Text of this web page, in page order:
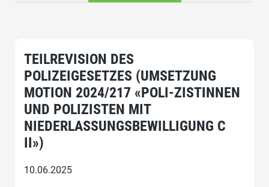
TEILREVISION DES
POLIZEIGESETZES (UMSETZUNG
MOTION 2024/217 «POLI-ZISTINNEN
UND POLIZISTEN MIT
NIEDERLASSUNGSBEWILLIGUNG C
II»)
10.06.2025